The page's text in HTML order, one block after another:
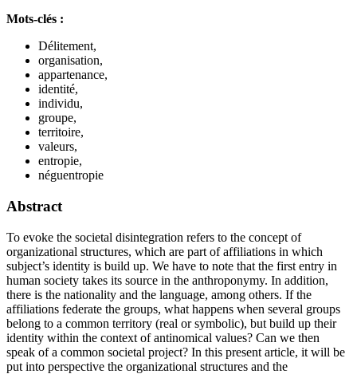
Mots-clés :
Délitement,
organisation,
appartenance,
identité,
individu,
groupe,
territoire,
valeurs,
entropie,
néguentropie
Abstract
To evoke the societal disintegration refers to the concept of
organizational structures, which are part of affiliations in which
subject’s identity is build up. We have to note that the first entry in
human society takes its source in the anthroponymy. In addition,
there is the nationality and the language, among others. If the
affiliations federate the groups, what happens when several groups
belong to a common territory (real or symbolic), but build up their
identity within the context of antinomical values? Can we then
speak of a common societal project? In this present article, it will be
put into perspective the organizational structures and the